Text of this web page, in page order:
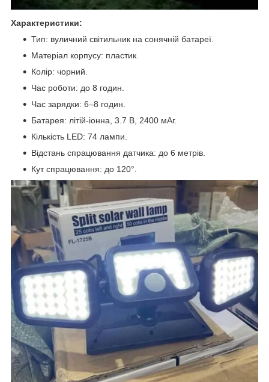
Характеристики:
Тип: вуличний світильник на сонячній батареї.
Матеріал корпусу: пластик.
Колір: чорний.
Час роботи: до 8 годин.
Час зарядки: 6–8 годин.
Батарея: літій-іонна, 3.7 В, 2400 мАг.
Кількість LED: 74 лампи.
Відстань спрацювання датчика: до 6 метрів.
Кут спрацювання: до 120°.